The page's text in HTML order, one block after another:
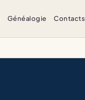
Généalogie Contacts